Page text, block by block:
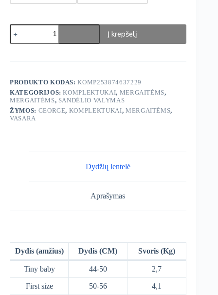
produkto
kiekis:
George
komplektukas
Į krepšelį
PRODUKTO KODAS:KOMP253874637229
KATEGORIJOS:KOMPLEKTUKAI, MERGAITĖMS,
MERGAITĖMS, SANDĖLIO VALYMAS
ŽYMOS: GEORGE, KOMPLEKTUKAI, MERGAITĖMS,
VASARA
Dydžių lentelė
Aprašymas
Dydis (amžius) Dydis (CM) Svoris (Kg)
Tiny baby 44-50 2,7
First size 50-56 4,1